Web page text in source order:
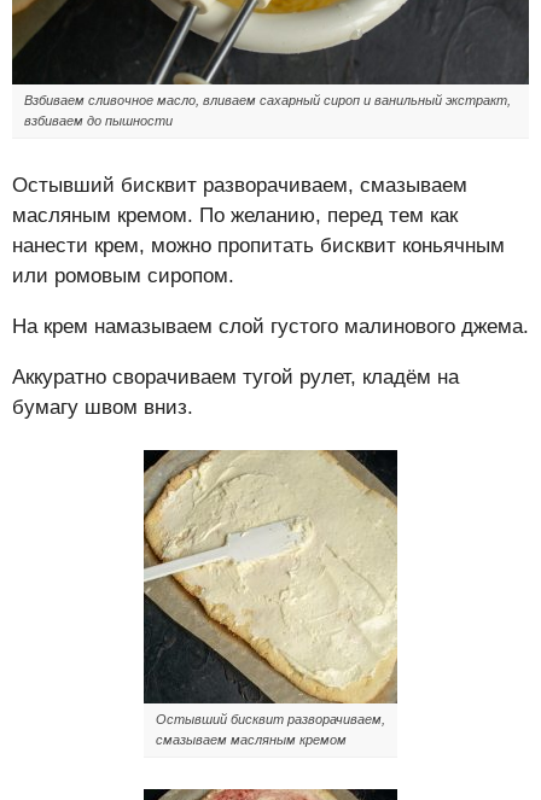
Взбиваем сливочное масло, вливаем сахарный сироп и ванильный экстракт,
взбиваем до пышности
Остывший бисквит разворачиваем, смазываем
масляным кремом. По желанию, перед тем как
нанести крем, можно пропитать бисквит коньячным
или ромовым сиропом.
На крем намазываем слой густого малинового джема.
Аккуратно сворачиваем тугой рулет, кладём на
бумагу швом вниз.
Остывший бисквит разворачиваем,
смазываем масляным кремом